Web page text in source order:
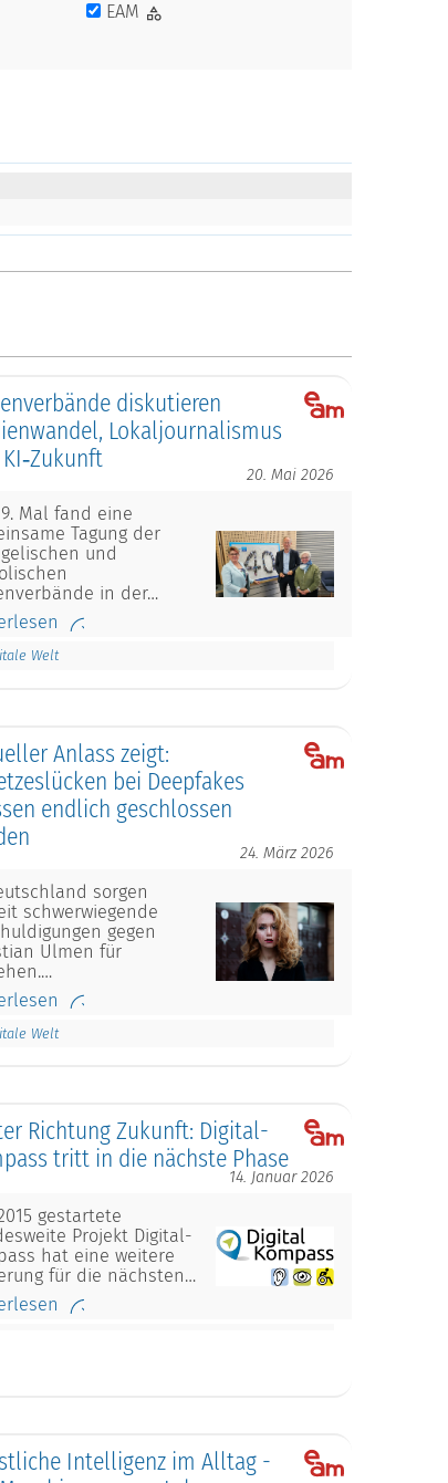
EAM
diskutieren
Lokaljournalismus
20. Mai 2026
Mal fand eine
Tagung der
und
in der…
Welt
Anlass zeigt:
bei Deepfakes
endlich geschlossen
24. März 2026
sorgen
schwerwiegende
gegen
Ulmen für
Welt
Richtung Zukunft: Digital-
tritt in die nächste Phase
14. Januar 2026
gestartete
Projekt Digital-
hat eine weitere
für die nächsten…
Intelligenz im Alltag -